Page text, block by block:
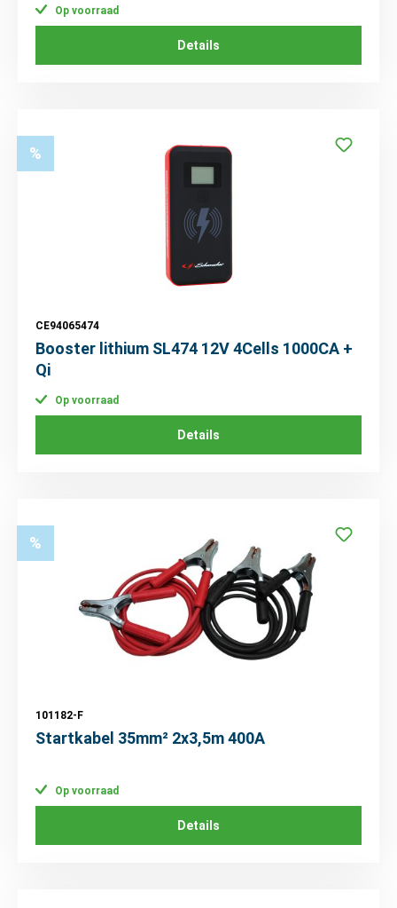
Op voorraad
Details
%
CE94065474
Booster lithium SL474 12V 4Cells 1000CA +
Qi
Op voorraad
Details
%
101182-F
Startkabel 35mm² 2x3,5m 400A
Op voorraad
Details